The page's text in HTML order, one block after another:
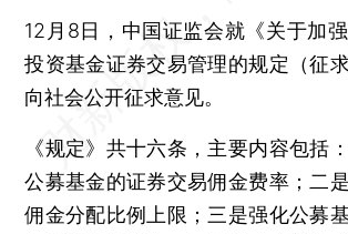
12月8日，中国证监会就《关于加
投资基金证券交易管理的规定（征
向社会公开征求意见。
《规定》共十六条，主要内容包括
公募基金的证券交易佣金费率；二
佣金分配比例上限；三是强化公募